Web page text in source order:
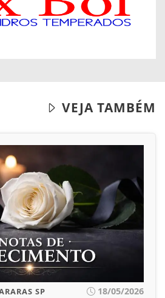
VEJA TAMBÉM
SP 18/05/2026